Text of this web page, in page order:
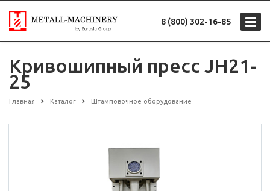
8 (800) 302-16-85
Кривошипный пресс JH21-
25
Главная Каталог Штамповочное оборудование